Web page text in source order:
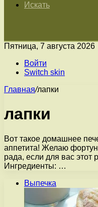
Искать
Пятница, 7 августа 2026
Войти
Switch skin
Главная/лапки
лапки
Вот такое домашнее
аппетита! Желаю
рада, если для вас этот
Ингредиенты: …
Выпечка